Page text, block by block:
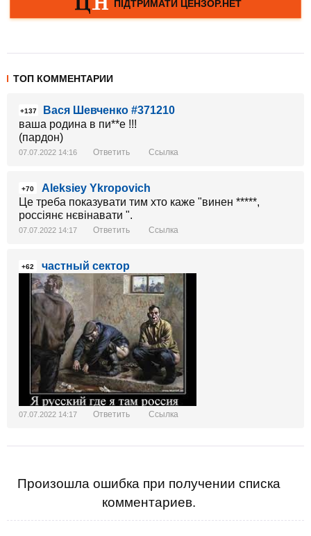
ТОП КОММЕНТАРИИ
+137
Вася Шевченко #371210
ваша родина в пи**е !!!
(пардон)
07.07.2022 14:16 Ответить Ссылка
+70
Aleksiey Ykropovich
Це треба показувати тим хто каже "винен *****,
россіянє нєвінавати ".
07.07.2022 14:17 Ответить Ссылка
+62 частный сектор
07.07.2022 14:17 Ответить Ссылка
Произошла ошибка при получении списка
комментариев.